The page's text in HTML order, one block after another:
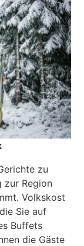
zu
zur Region
Volkskost
Sie auf
Buffets
die Gäste